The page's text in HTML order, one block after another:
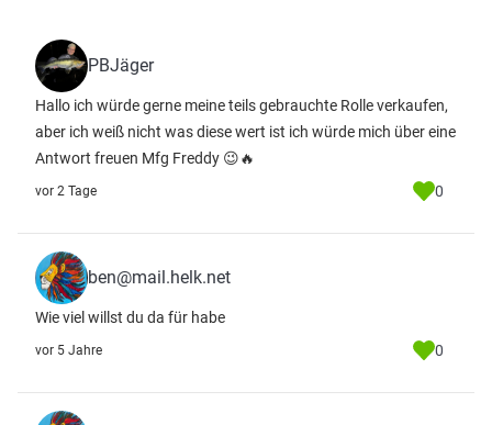
PBJäger
Hallo ich würde gerne meine teils gebrauchte Rolle verkaufen,
aber ich weiß nicht was diese wert ist ich würde mich über eine
Antwort freuen Mfg Freddy 😉🔥
vor 2 Tage 0
ben@mail.helk.net
Wie viel willst du da für habe
vor 5 Jahre 0